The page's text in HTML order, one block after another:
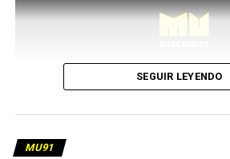
SEGUIR LEYENDO
MU91